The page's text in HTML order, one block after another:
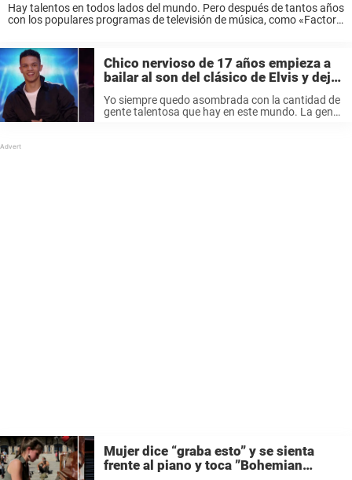
Hay talentos en todos lados del mundo. Pero después de tantos años
con los populares programas de televisión de música, como «Factor
Chico nervioso de 17 años empieza a
bailar al son del clásico de Elvis y deja
Yo siempre quedo asombrada con la cantidad de
gente talentosa que hay en este mundo. La gente
Mujer dice “graba esto” y se sienta
frente al piano y toca ”Bohemian